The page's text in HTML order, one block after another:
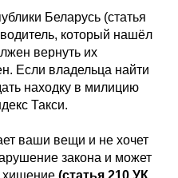
Беларусь (статья
который нашёл
вернуть их
Если владельца найти
находку в милицию
Такси.
ваши вещи и не хочет
закона и может
хищение (статья 210 УК